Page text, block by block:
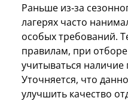
Раньше из‑за
лагерях часто
особых требований.
правилам, при
учитываться наличие
Уточняется, что
улучшить качество